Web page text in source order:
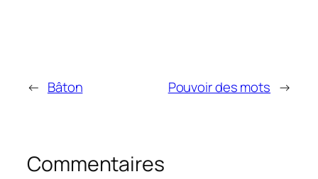
← Bâton Pouvoir des mots →
Commentaires